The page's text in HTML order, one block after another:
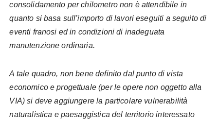
consolidamento per chilometro non è attendibile in
quanto si basa sull’importo di lavori eseguiti a seguito di
eventi franosi ed in condizioni di inadeguata
manutenzione ordinaria.
A tale quadro, non bene definito dal punto di vista
economico e progettuale (per le opere non oggetto alla
VIA) si deve aggiungere la particolare vulnerabilità
naturalistica e paesaggistica del territorio interessato